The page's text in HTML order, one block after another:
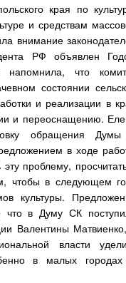
края по
и средствам
внимание
РФ объявлен
что
состоянии
и реализации в
и переоснащению.
обращения
в ходе
проблему,
чтобы в следующем
культуры.
что в Думу СК
Валентины
власти
в малых